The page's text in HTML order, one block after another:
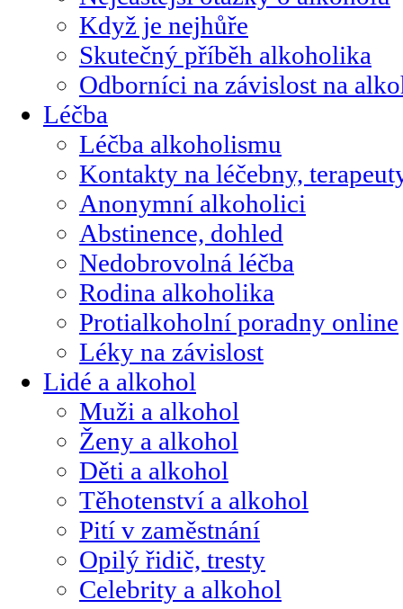
Když je nejhůře
Skutečný příběh alkoholika
Odborníci na závislost na
Léčba
Léčba alkoholismu
Kontakty na léčebny,
Anonymní alkoholici
Abstinence, dohled
Nedobrovolná léčba
Rodina alkoholika
Protialkoholní poradny online
Léky na závislost
Lidé a alkohol
Muži a alkohol
Ženy a alkohol
Děti a alkohol
Těhotenství a alkohol
Pití v zaměstnání
Opilý řidič, tresty
Celebrity a alkohol